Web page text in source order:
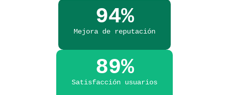
94%
Mejora de reputación
89%
Satisfacción usuarios